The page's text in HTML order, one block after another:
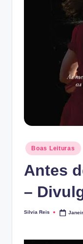
Posted
in
Boas Leituras
Antes
–
Posted
Silvia Reis